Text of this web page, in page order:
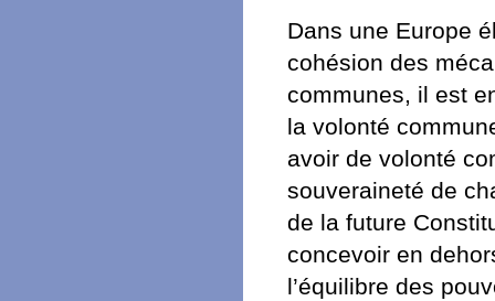
Dans une Europe
cohésion des
communes, il est
la volonté
avoir de volonté
souveraineté de
de la future
concevoir en
l’équilibre des